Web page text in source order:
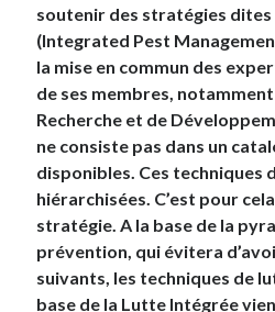
soutenir des stratégies
(Integrated Pest
la mise en commun des
de ses membres,
Recherche et de
ne consiste pas dans un
disponibles. Ces
hiérarchisées. C’est pour
stratégie. A la base de la
prévention, qui évitera
suivants, les techniques de
base de la Lutte Intégrée